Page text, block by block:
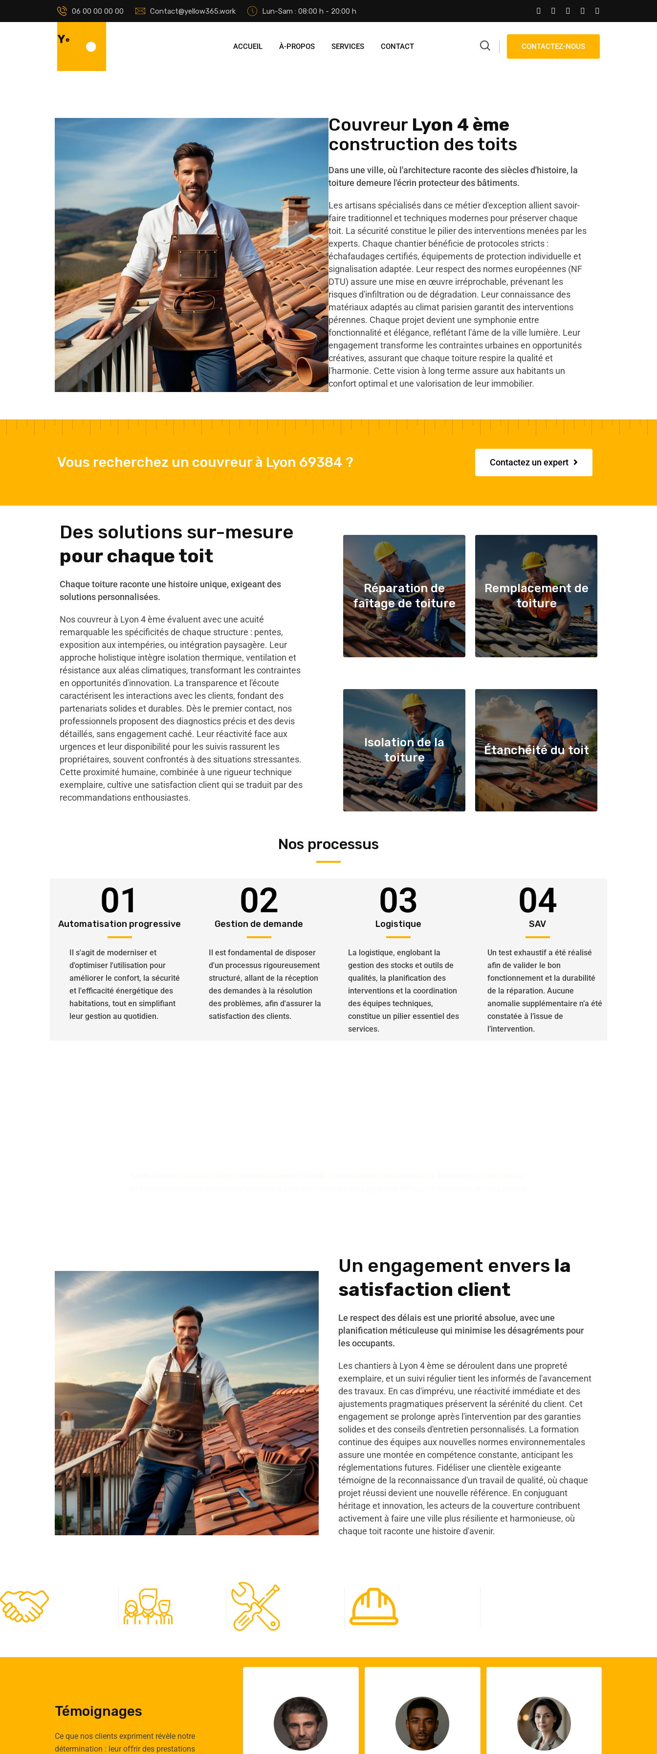
06 00 00 00 00 Contact@yellow365.work Lun-Sam : 08:00 h - 20:00 h
ACCUEIL À-PROPOS SERVICES CONTACT CONTACTEZ-NOUS
Couvreur Lyon 4 ème
construction des toits
Dans une ville, où l'architecture raconte des siècles d'histoire, la
toiture demeure l'écrin protecteur des bâtiments.
Les artisans spécialisés dans ce métier d'exception allient savoir-
faire traditionnel et techniques modernes pour préserver chaque
toit. La sécurité constitue le pilier des interventions menées par les
experts. Chaque chantier bénéficie de protocoles stricts :
échafaudages certifiés, équipements de protection individuelle et
signalisation adaptée. Leur respect des normes européennes (NF
DTU) assure une mise en œuvre irréprochable, prévenant les
risques d'infiltration ou de dégradation. Leur connaissance des
matériaux adaptés au climat parisien garantit des interventions
pérennes. Chaque projet devient une symphonie entre
fonctionnalité et élégance, reflétant l'âme de la ville lumière. Leur
engagement transforme les contraintes urbaines en opportunités
créatives, assurant que chaque toiture respire la qualité et
l'harmonie. Cette vision à long terme assure aux habitants un
confort optimal et une valorisation de leur immobilier.
Vous recherchez un couvreur à Lyon 69384 ? Contactez un expert
Des solutions sur-mesure
pour chaque toit
Chaque toiture raconte une histoire unique, exigeant des
solutions personnalisées.
Nos couvreur à Lyon 4 ème évaluent avec une acuité
remarquable les spécificités de chaque structure : pentes,
exposition aux intempéries, ou intégration paysagère. Leur
approche holistique intègre isolation thermique, ventilation et
résistance aux aléas climatiques, transformant les contraintes
en opportunités d'innovation. La transparence et l'écoute
caractérisent les interactions avec les clients, fondant des
partenariats solides et durables. Dès le premier contact, nos
professionnels proposent des diagnostics précis et des devis
détaillés, sans engagement caché. Leur réactivité face aux
urgences et leur disponibilité pour les suivis rassurent les
propriétaires, souvent confrontés à des situations stressantes.
Cette proximité humaine, combinée à une rigueur technique
exemplaire, cultive une satisfaction client qui se traduit par des
recommandations enthousiastes.
Réparation de
faîtage de toiture
Remplacement de
toiture
Isolation de la
toiture
Étanchéité du toit
Nos processus
01
Automatisation progressive
Il s'agit de moderniser et
d'optimiser l'utilisation pour
améliorer le confort, la sécurité
et l'efficacité énergétique des
habitations, tout en simplifiant
leur gestion au quotidien.
02
Gestion de demande
Il est fondamental de disposer
d'un processus rigoureusement
structuré, allant de la réception
des demandes à la résolution
des problèmes, afin d'assurer la
satisfaction des clients.
03
Logistique
La logistique, englobant la
gestion des stocks et outils de
qualités, la planification des
interventions et la coordination
des équipes techniques,
constitue un pilier essentiel des
services.
04
SAV
Un test exhaustif a été réalisé
afin de valider le bon
fonctionnement et la durabilité
de la réparation. Aucune
anomalie supplémentaire n’a été
constatée à l’issue de
l’intervention.
Un engagement envers la
satisfaction client
Le respect des délais est une priorité absolue, avec une
planification méticuleuse qui minimise les désagréments pour
les occupants.
Les chantiers à Lyon 4 ème se déroulent dans une propreté
exemplaire, et un suivi régulier tient les informés de l'avancement
des travaux. En cas d'imprévu, une réactivité immédiate et des
ajustements pragmatiques préservent la sérénité du client. Cet
engagement se prolonge après l'intervention par des garanties
solides et des conseils d'entretien personnalisés. La formation
continue des équipes aux nouvelles normes environnementales
assure une montée en compétence constante, anticipant les
réglementations futures. Fidéliser une clientèle exigeante
témoigne de la reconnaissance d'un travail de qualité, où chaque
projet réussi devient une nouvelle référence. En conjuguant
héritage et innovation, les acteurs de la couverture contribuent
activement à faire une ville plus résiliente et harmonieuse, où
chaque toit raconte une histoire d'avenir.
Témoignages
Ce que nos clients expriment révèle notre
détermination : leur offrir des prestations